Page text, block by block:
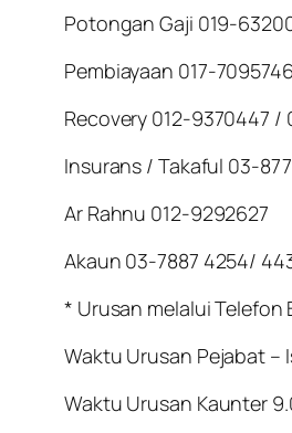
Potongan Gaji 019-
Pembiayaan 017-
Recovery 012-9370447 /
Insurans / Takaful 03-
Ar Rahnu 012-9292627
Akaun 03-7887 4254/
* Urusan melalui Telefon
Waktu Urusan Pejabat –
Waktu Urusan Kaunter